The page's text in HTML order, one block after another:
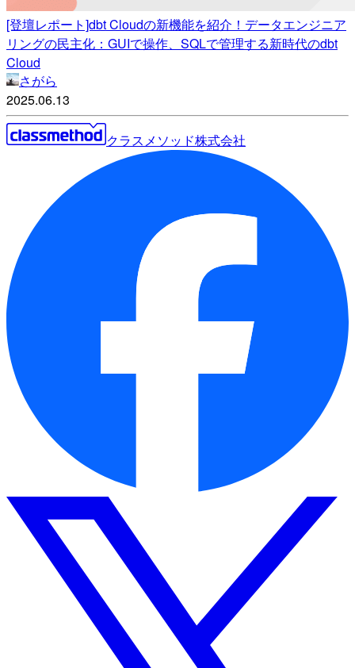
[登壇レポート]dbt Cloudの新機能を紹介！データエンジニア
リングの民主化：GUIで操作、SQLで管理する新時代のdbt
Cloud
さがら
2025.06.13
クラスメソッド株式会社